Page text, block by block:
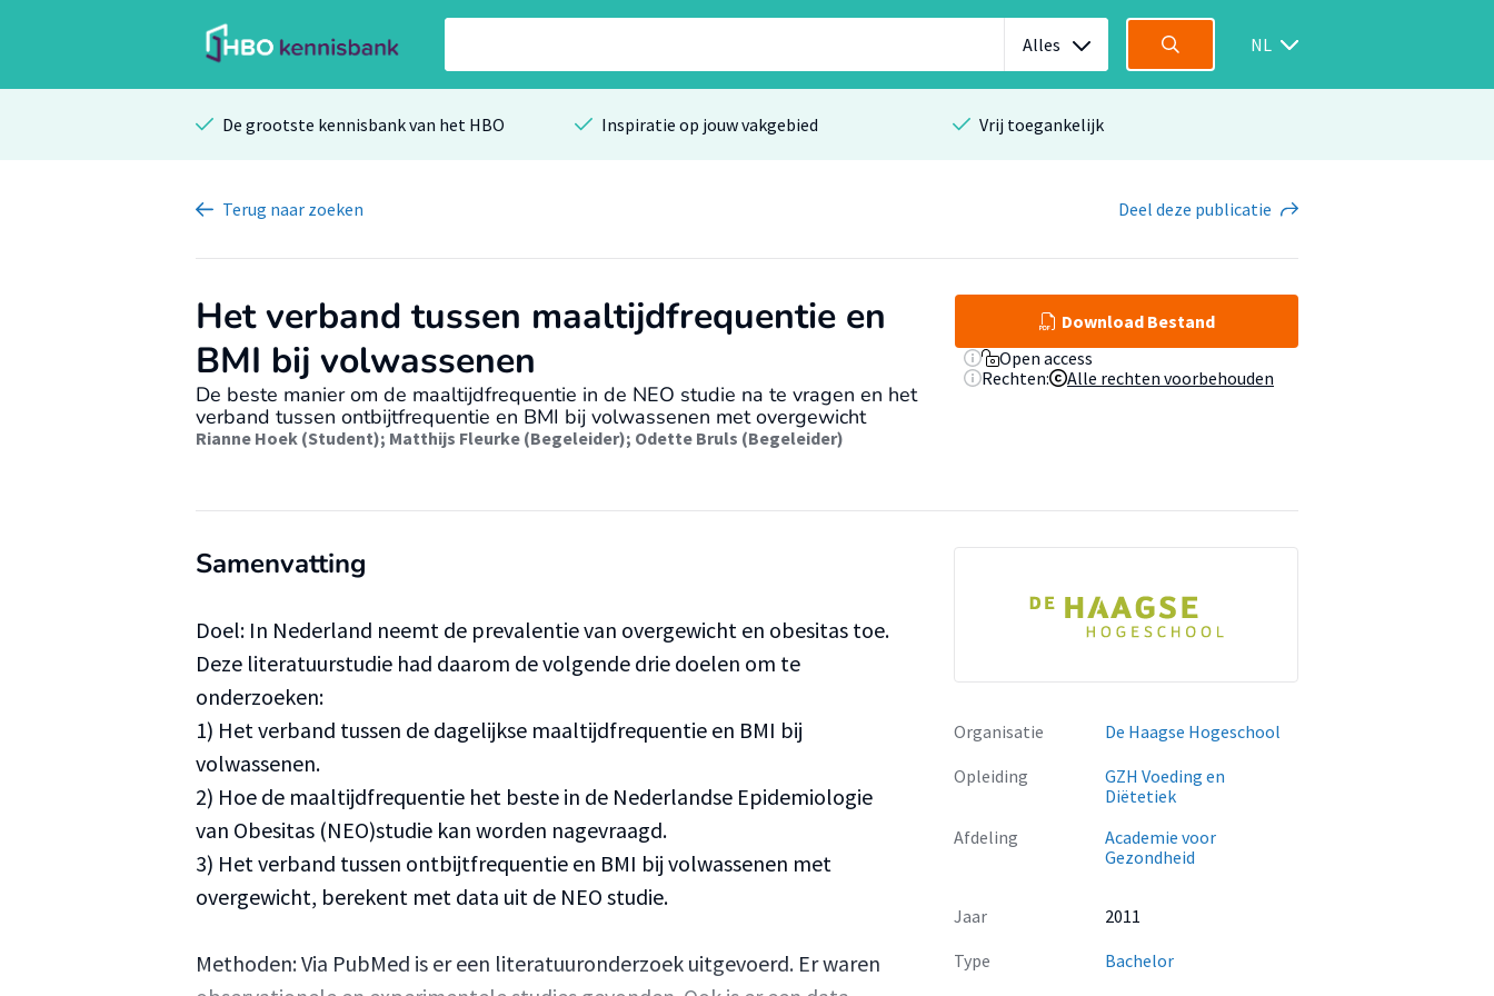
Alles NL
De grootste kennisbank van het HBO Inspiratie op jouw vakgebied Vrij toegankelijk
Terug naar zoeken Deel deze publicatie
Het verband tussen maaltijdfrequentie en
BMI bij volwassenen
De beste manier om de maaltijdfrequentie in de NEO studie na te vragen en het
verband tussen ontbijtfrequentie en BMI bij volwassenen met overgewicht
Rianne Hoek (Student); Matthijs Fleurke (Begeleider); Odette Bruls (Begeleider)
Download Bestand
Open access
Rechten:
Alle rechten voorbehouden
Samenvatting
Doel: In Nederland neemt de prevalentie van overgewicht en obesitas toe.
Deze literatuurstudie had daarom de volgende drie doelen om te
onderzoeken:
1) Het verband tussen de dagelijkse maaltijdfrequentie en BMI bij
volwassenen.
2) Hoe de maaltijdfrequentie het beste in de Nederlandse Epidemiologie
van Obesitas (NEO)studie kan worden nagevraagd.
3) Het verband tussen ontbijtfrequentie en BMI bij volwassenen met
overgewicht, berekent met data uit de NEO studie.
Methoden: Via PubMed is er een literatuuronderzoek uitgevoerd. Er waren
Organisatie
De Haagse Hogeschool
Opleiding
GZH Voeding en
Diëtetiek
Afdeling
Academie voor
Gezondheid
Jaar
2011
Type
Bachelor